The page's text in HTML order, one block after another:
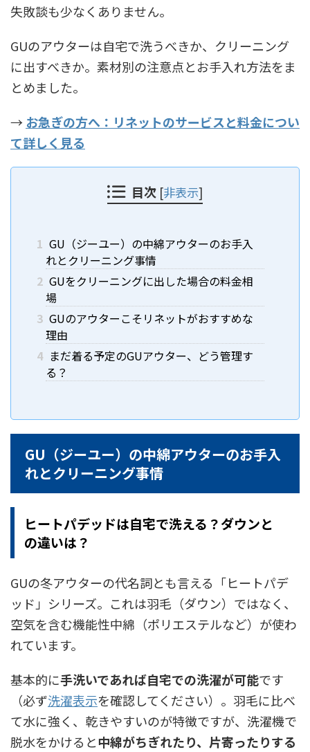
失敗談も少なくありません。
GUのアウターは自宅で洗うべきか、クリーニング
に出すべきか。素材別の注意点とお手入れ方法をま
とめました。
→ お急ぎの方へ：リネットのサービスと料金につい
て詳しく見る
目次 [非表示]
1 GU（ジーユー）の中綿アウターのお手入
れとクリーニング事情
2 GUをクリーニングに出した場合の料金相
場
3 GUのアウターこそリネットがおすすめな
理由
4 まだ着る予定のGUアウター、どう管理す
る？
GU（ジーユー）の中綿アウターのお手入
れとクリーニング事情
ヒートパデッドは自宅で洗える？ダウンと
の違いは？
GUの冬アウターの代名詞とも言える「ヒートパデ
ッド」シリーズ。これは羽毛（ダウン）ではなく、
空気を含む機能性中綿（ポリエステルなど）が使わ
れています。
基本的に手洗いであれば自宅での洗濯が可能です
（必ず洗濯表示を確認してください）。羽毛に比べ
て水に強く、乾きやすいのが特徴ですが、洗濯機で
脱水をかけると中綿がちぎれたり、片寄ったりする